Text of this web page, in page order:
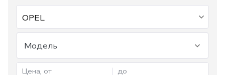
Модель
Цена, от до